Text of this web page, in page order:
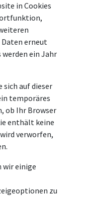
in Cookies
erneut
werden ein Jahr
sich auf dieser
temporäres
ob Ihr Browser
enthält keine
verworfen,
wir einige
zu